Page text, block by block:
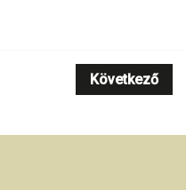
Következő